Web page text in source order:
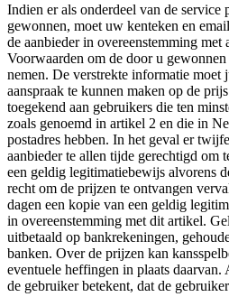
Indien er als onderdeel van de service
gewonnen, moet uw kenteken en
de aanbieder in overeenstemming
Voorwaarden om de door u
nemen. De verstrekte informatie
aanspraak te kunnen maken op de
toegekend aan gebruikers die ten
zoals genoemd in artikel 2 en die in
postadres hebben. In het geval er
aanbieder te allen tijde gerechtigd om
een geldig legitimatiebewijs alvorens
recht om de prijzen te ontvangen
dagen een kopie van een geldig
in overeenstemming met dit artikel.
uitbetaald op bankrekeningen,
banken. Over de prijzen kan
eventuele heffingen in plaats
de gebruiker betekent, dat de